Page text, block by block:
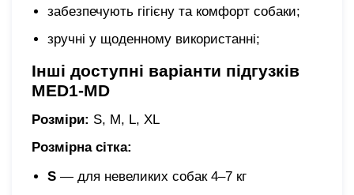
забезпечують гігієну та комфорт собаки;
зручні у щоденному використанні;
Інші доступні варіанти підгузків
MED1-MD
Розміри: S, M, L, XL
Розмірна сітка:
S — для невеликих собак 4–7 кг